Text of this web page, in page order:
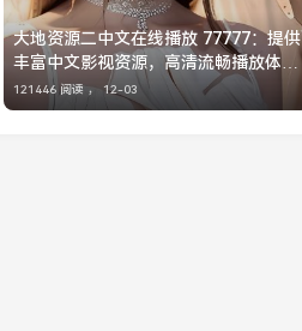
大地资源二中文在线播放 77777：提供
丰富中文影视资源，高清流畅播放体
验，适合各类观众的在线视频平台
121446 阅读 ， 12-03